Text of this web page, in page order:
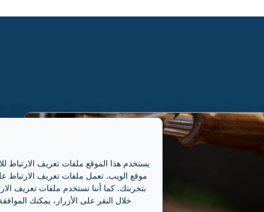
يستخدم هذا الموقع ملفات تعريف الارتباط
موقع الويب. تعمل ملفات تعريف الارتباط
بتجربتك. كما أننا نستخدم ملفات تعريف
خلال النقر على الأزرار، يمكنك